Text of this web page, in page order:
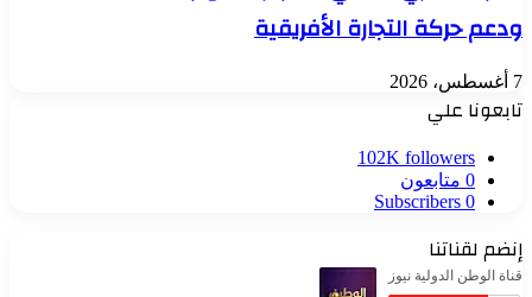
ودعم حركة التجارة الأفريقية
7 أغسطس، 2026
تابعونا علي
102K followers
0 متابعون
0
Subscribers
إنضم لقناتنا